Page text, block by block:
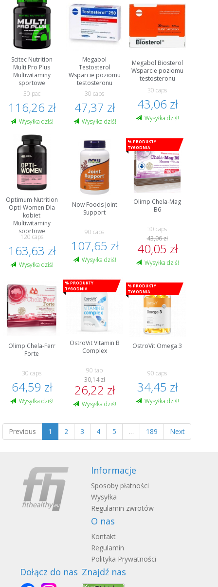
Scitec Nutrition
Multi Pro Plus
Multiwitaminy
sportowe
30 pac
116,26 zł
Wysyłka dziś!
Megabol
Testosterol
Wsparcie poziomu
testosteronu
30 caps
47,37 zł
Wysyłka dziś!
Megabol Biosterol
Wsparcie poziomu
testosteronu
30 caps
43,06 zł
Wysyłka dziś!
Optimum Nutrition
Opti-Women Dla
kobiet
Multiwitaminy
sportowe
120 caps
163,63 zł
Wysyłka dziś!
Now Foods Joint
Support
90 caps
107,65 zł
Wysyłka dziś!
% Produkty
tygodnia
Olimp Chela-Mag
B6
30 caps
43,06 zł
40,05 zł
Wysyłka dziś!
Olimp Chela-Ferr
Forte
30 caps
64,59 zł
Wysyłka dziś!
% Produkty
tygodnia
OstroVit Vitamin B
Complex
90 tab
30,14 zł
26,22 zł
Wysyłka dziś!
% Produkty
tygodnia
OstroVit Omega 3
90 caps
34,45 zł
Wysyłka dziś!
Previous 1 2 3 4 5 … 189 Next
Informacje
Sposoby płatności
Wysyłka
Regulamin zwrotów
O nas
Kontakt
Regulamin
Polityka Prywatności
Dołącz do nas Znajdź nas